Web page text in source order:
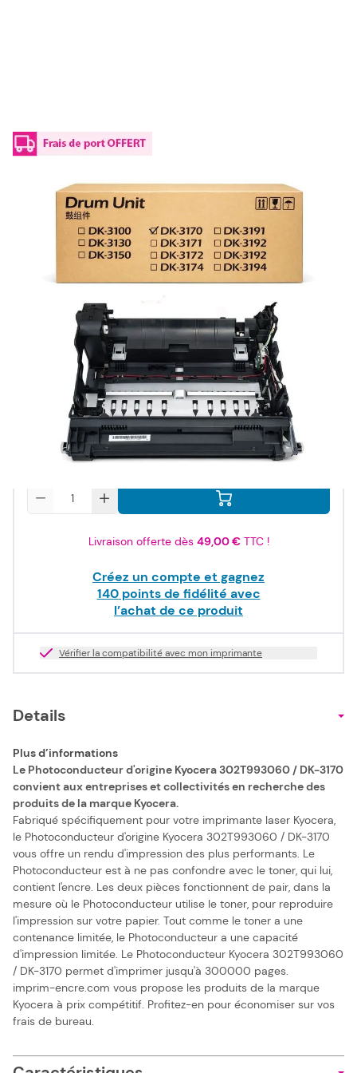
Photoconducteur d'origine Kyocera
302T993060 / DK-3170
302T993060
Référence fabricant : DK-3170
Capacité en pages (à 5%) : 300000
302T993060 / DK-3170Kyocera - photoconducteur de marque
168,00 €TTC
140,00 € HT
Produit dispo. sous 2-10 jours
Quantité
Livraison offerte dès 49,00 €TTC !
Créez un compte et gagnez
140points de fidélité avec
l’achat de ce produit
Vérifier la compatibilité avec mon imprimante
Details
Plus d’informations
Le Photoconducteur d'origine Kyocera 302T993060 / DK-3170
convient aux entreprises et collectivités en recherche des
produits de la marque Kyocera.
Fabriqué spécifiquement pour votre imprimante laser Kyocera,
le Photoconducteur d'origine Kyocera 302T993060 / DK-3170
vous offre un rendu d'impression des plus performants. Le
Photoconducteur est à ne pas confondre avec le toner, qui lui,
contient l'encre. Les deux pièces fonctionnent de pair, dans la
mesure où le Photoconducteur utilise le toner, pour reproduire
l'impression sur votre papier. Tout comme le toner a une
contenance limitée, le Photoconducteur a une capacité
d'impression limitée. Le Photoconducteur Kyocera 302T993060
/ DK-3170 permet d'imprimer jusqu'à 300000 pages.
imprim-encre.com vous propose les produits de la marque
Kyocera à prix compétitif. Profitez-en pour économiser sur vos
frais de bureau.